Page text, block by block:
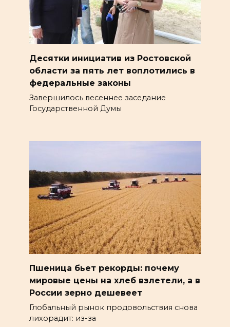
Десятки инициатив из Ростовской
области за пять лет воплотились в
федеральные законы
Завершилось весеннее заседание
Государственной Думы
Пшеница бьет рекорды: почему
мировые цены на хлеб взлетели, а в
России зерно дешевеет
Глобальный рынок продовольствия снова
лихорадит: из-за